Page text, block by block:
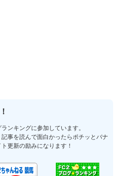
ンキングに参加しています。
事を読んで面白かったらポチッとバナ
更新の励みになります！